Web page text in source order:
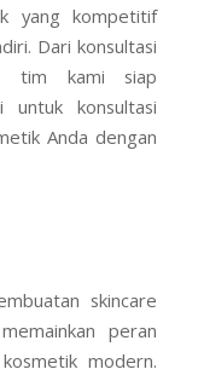
yang kompetitif
Dari konsultasi
tim kami siap
untuk konsultasi
Anda dengan
skincare
peran
modern.